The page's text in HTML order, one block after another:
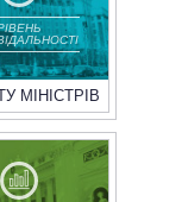
МІНІСТРІВ